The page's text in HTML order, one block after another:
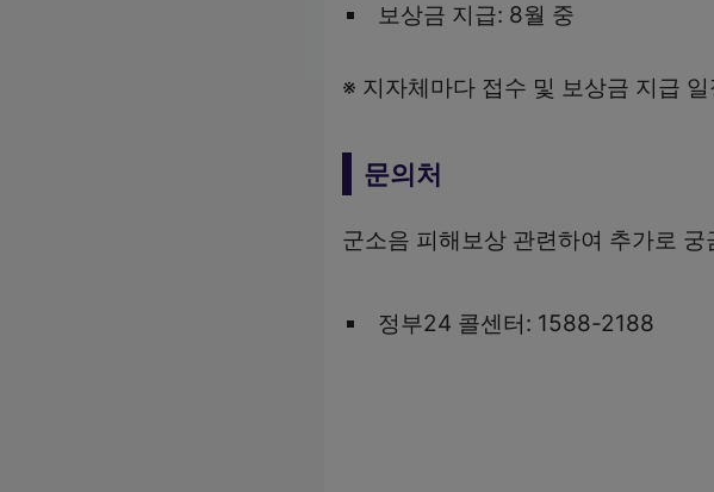
보상금 지급: 8월 중
※ 지자체마다 접수 및 보상금 지급
문의처
군소음 피해보상 관련하여 추가로
정부24 콜센터: 1588-2188